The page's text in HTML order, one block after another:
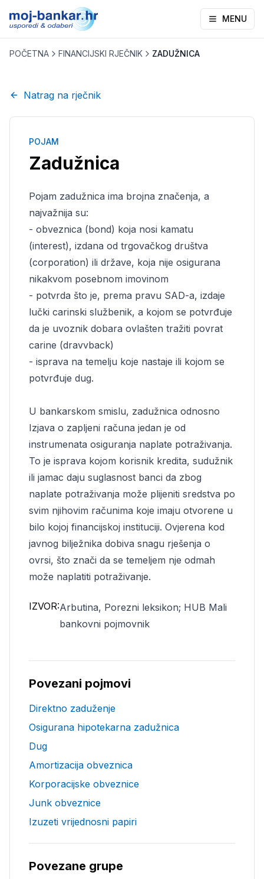
MENU
POČETNA FINANCIJSKI RJEČNIK ZADUŽNICA
Natrag na rječnik
POJAM
Zadužnica
Pojam zadužnica ima brojna značenja, a
najvažnija su:
- obveznica (bond) koja nosi kamatu
(interest), izdana od trgovačkog društva
(corporation) ili države, koja nije osigurana
nikakvom posebnom imovinom
- potvrda što je, prema pravu SAD-a, izdaje
lučki carinski službenik, a kojom se potvrđuje
da je uvoznik dobara ovlašten tražiti povrat
carine (dravvback)
- isprava na temelju koje nastaje ili kojom se
potvrđuje dug.
U bankarskom smislu, zadužnica odnosno
Izjava o zapljeni računa jedan je od
instrumenata osiguranja naplate potraživanja.
To je isprava kojom korisnik kredita, sudužnik
ili jamac daju suglasnost banci da zbog
naplate potraživanja može plijeniti sredstva po
svim njihovim računima koje imaju otvorene u
bilo kojoj financijskoj instituciji. Ovjerena kod
javnog bilježnika dobiva snagu rješenja o
ovrsi, što znači da se temeljem nje odmah
može naplatiti potraživanje.
IZVOR:Arbutina, Porezni leksikon; HUB Mali
bankovni pojmovnik
Povezani pojmovi
Direktno zaduženje
Osigurana hipotekarna zadužnica
Dug
Amortizacija obveznica
Korporacijske obveznice
Junk obveznice
Izuzeti vrijednosni papiri
Povezane grupe